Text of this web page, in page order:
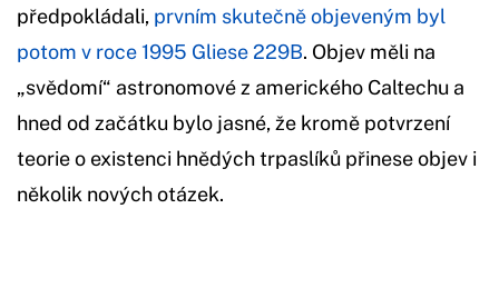
předpokládali, prvním skutečně objeveným byl
potom v roce 1995 Gliese 229B. Objev měli na
„svědomí“ astronomové z amerického Caltechu a
hned od začátku bylo jasné, že kromě potvrzení
teorie o existenci hnědých trpaslíků přinese objev i
několik nových otázek.